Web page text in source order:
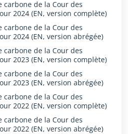
de la Cour des
2024 (EN, version complète)
de la Cour des
2024 (EN, version abrégée)
de la Cour des
2023 (EN, version complète)
de la Cour des
2023 (EN, version abrégée)
de la Cour des
2022 (EN, version complète)
de la Cour des
2022 (EN, version abrégée)